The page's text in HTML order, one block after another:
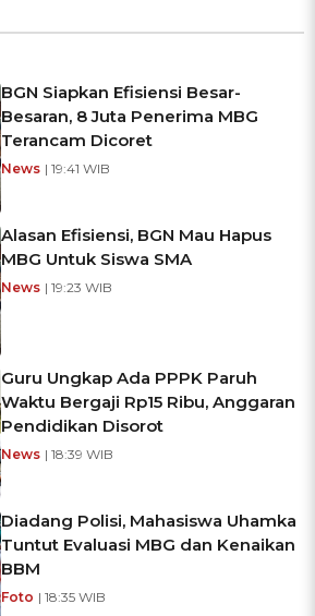
BGN Siapkan Efisiensi Besar-
Besaran, 8 Juta Penerima MBG
Terancam Dicoret
News | 19:41 WIB
Alasan Efisiensi, BGN Mau Hapus
MBG Untuk Siswa SMA
News | 19:23 WIB
Guru Ungkap Ada PPPK Paruh
Waktu Bergaji Rp15 Ribu, Anggaran
Pendidikan Disorot
News | 18:39 WIB
Diadang Polisi, Mahasiswa Uhamka
Tuntut Evaluasi MBG dan Kenaikan
BBM
Foto | 18:35 WIB